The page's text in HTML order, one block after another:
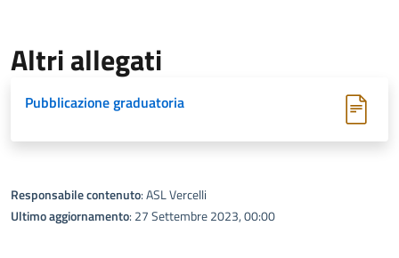
Altri allegati
Pubblicazione graduatoria
Responsabile contenuto: ASL Vercelli
Ultimo aggiornamento: 27 Settembre 2023, 00:00